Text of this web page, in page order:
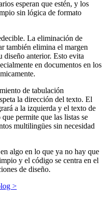
esperan que estén, y los
sin lógica de formato
La eliminación de
también elimina el margen
diseño anterior. Esto evita
en documentos en los
de tabulación
la dirección del texto. El
a la izquierda y el texto de
permite que las listas se
multilingües sin necesidad
algo en lo que ya no hay que
y el código se centra en el
de diseño.
>